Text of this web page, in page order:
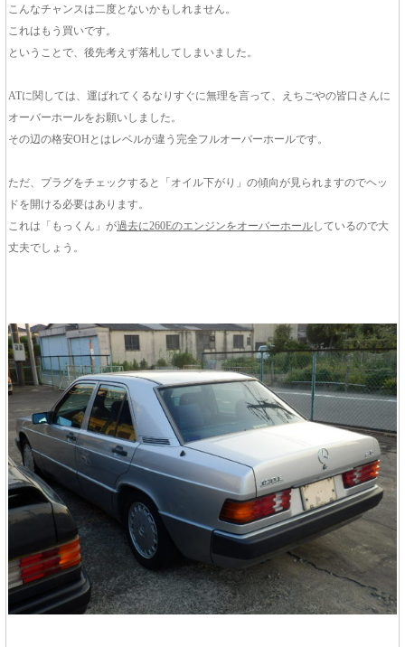
こんなチャンスは二度とないかもしれません。
これはもう買いです。
ということで、後先考えず落札してしまいました。
ATに関しては、運ばれてくるなりすぐに無理を言って、えちごやの皆口さんに
オーバーホールをお願いしました。
その辺の格安OHとはレベルが違う完全フルオーバーホールです。
ただ、プラグをチェックすると「オイル下がり」の傾向が見られますのでヘッ
ドを開ける必要はあります。
これは「もっくん」が過去に260Eのエンジンをオーバーホールしているので大
丈夫でしょう。